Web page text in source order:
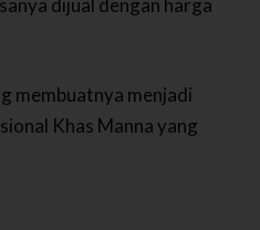
dijual dengan harga
membuatnya menjadi
Khas Manna yang